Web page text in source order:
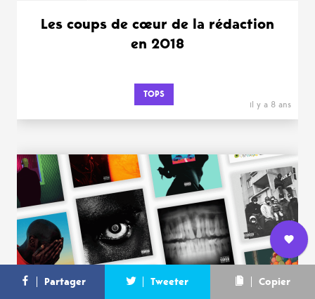
L’équipe
Nous
rejoindre
Newsletter
Partager Tweeter Copier
Les coups de cœur de la rédaction
en 2018
TOPS
il y a 8 ans